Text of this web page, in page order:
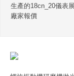
生產的18cn_20儀表
廠家報價